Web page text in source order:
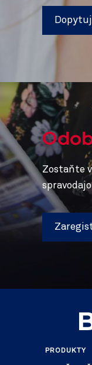
Zostaňte
PRODUKTY